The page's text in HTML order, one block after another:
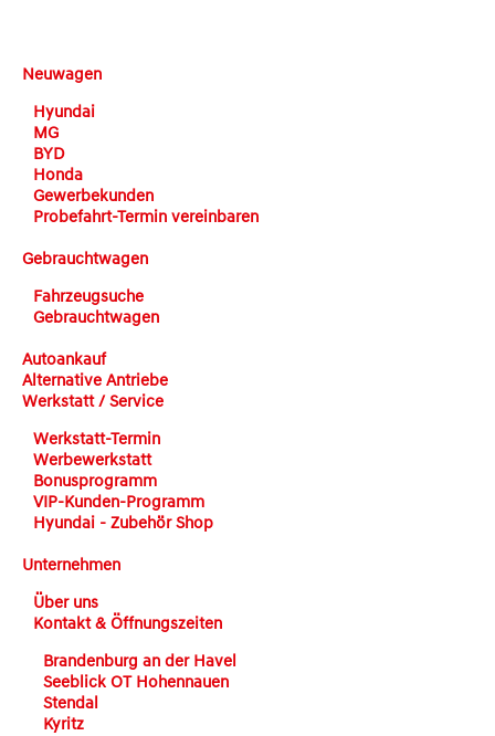
Neuwagen
Hyundai
MG
BYD
Honda
Gewerbekunden
Probefahrt-Termin vereinbaren
Gebrauchtwagen
Fahrzeugsuche
Gebrauchtwagen
Autoankauf
Alternative Antriebe
Werkstatt / Service
Werkstatt-Termin
Werbewerkstatt
Bonusprogramm
VIP-Kunden-Programm
Hyundai - Zubehör Shop
Unternehmen
Über uns
Kontakt & Öffnungszeiten
Brandenburg an der Havel
Seeblick OT Hohennauen
Stendal
Kyritz